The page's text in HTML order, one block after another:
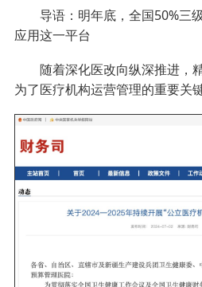
导语：明年底，全国50%三
应用这一平台
随着深化医改向纵深推进，
为了医疗机构运营管理的重要关键